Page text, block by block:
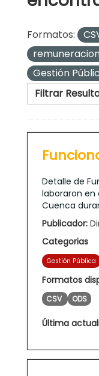
Formatos:
Gestión
Filtrar
Detalle de
laboraron en
Cuenca
Publicador:
Categorias
Gestión Pública
Formatos
CSV ODS
Última